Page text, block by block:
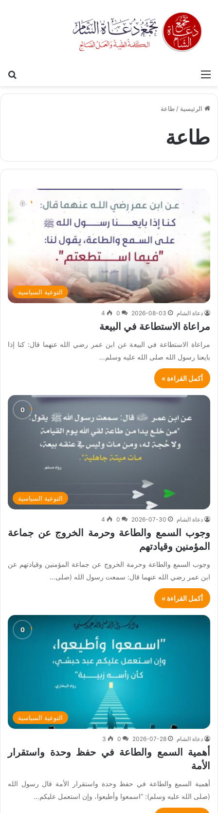
القائمة
الرئيسية /طاعة
طاعة
التوعية السياسية
دعاة الشام 2026-08-03
0
4
مراعاة الاستطاعة في البيعة
مراعاة الاستطاعة في البيعة عن ابن عمر رضي الله عنهما قال: كنا إذا
بايعنا رسول الله صلى الله عليه وسلم…
أكمل القراءة »
التوعية السياسية
دعاة الشام 2026-07-30
0
4
وجوب السمع والطاعة وحرمة الخروج عن جماعة
المؤمنين وقيادتهم
وجوب السمع والطاعة وحرمة الخروج عن جماعة المؤمنين وقيادتهم عن
ابن عمر رضي الله عنهما قال: سمعت رسول الله (صلى…
أكمل القراءة »
التوعية السياسية
دعاة الشام 2026-07-28
0
3
أهمية السمع والطاعة في حفظ وحدة واستقرار
الأمة
أهمية السمع والطاعة في حفظ وحدة واستقرار الأمة قال رسول الله
(صلى الله عليه وسلم): “اسمعوا وأطيعوا، وإن استعمل عليكم…